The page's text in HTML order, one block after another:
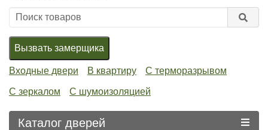
Вызвать замерщика
Входные двери В квартиру С терморазрывом
С зеркалом С шумоизоляцией
Каталог дверей